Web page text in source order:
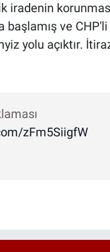
iradenin
başlamış ve CHP'li
yolu açıktır.
zFm5SiigfW